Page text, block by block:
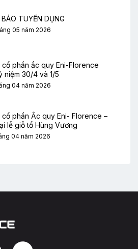
TUYỂN DỤNG
05 năm 2026
phần ắc quy Eni-Florence
niệm 30/4 và 1/5
04 năm 2026
phần Ắc quy Eni- Florence –
lễ giỗ tổ Hùng Vương
04 năm 2026